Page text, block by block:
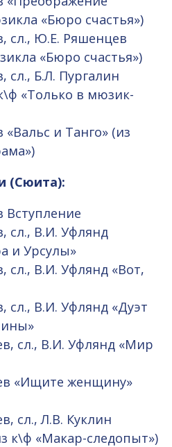
«Бюро счастья»)
сл., Ю.Е. Ряшенцев
«Бюро счастья»)
сл., Б.Л. Пургалин
«Только в мюзик-
и Танго» (из
(Сюита):
Вступление
сл., В.И. Уфлянд
и Урсулы»
сл., В.И. Уфлянд «Вот,
сл., В.И. Уфлянд «Дуэт
сл., В.И. Уфлянд «Мир
«Ищите женщину»
сл., Л.В. Куклин
к\ф «Макар-следопыт»)